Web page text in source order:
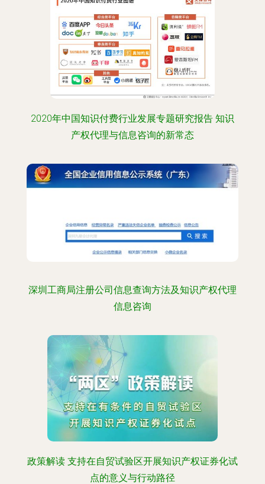
2020年中国知识付费行业发展专题研究报告 知识
产权代理与信息咨询的新常态
深圳工商局注册公司信息查询方法及知识产权代理
信息咨询
政策解读 支持在自贸试验区开展知识产权证券化试
点的意义与行动路径